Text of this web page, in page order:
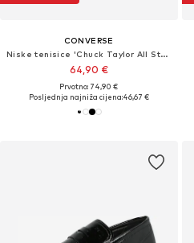
CONVERSE
Niske tenisice 'Chuck Taylor All Star Leather'
64,90 €
Prvotno: 74,90 €
Posljednja najniža cijena:46,67 €